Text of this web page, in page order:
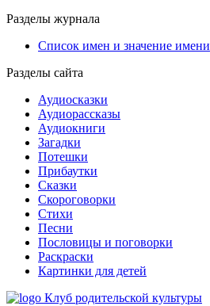
Разделы журнала
Список имен и значение имени
Разделы сайта
Аудиосказки
Аудиорассказы
Аудиокниги
Загадки
Потешки
Прибаутки
Сказки
Скороговорки
Стихи
Песни
Пословицы и поговорки
Раскраски
Картинки для детей
Клуб родительской культуры